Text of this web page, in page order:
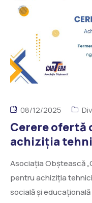
08/12/2025
Cerere ofertă
achiziția
Asociația Obștească
pentru achiziția
socială și